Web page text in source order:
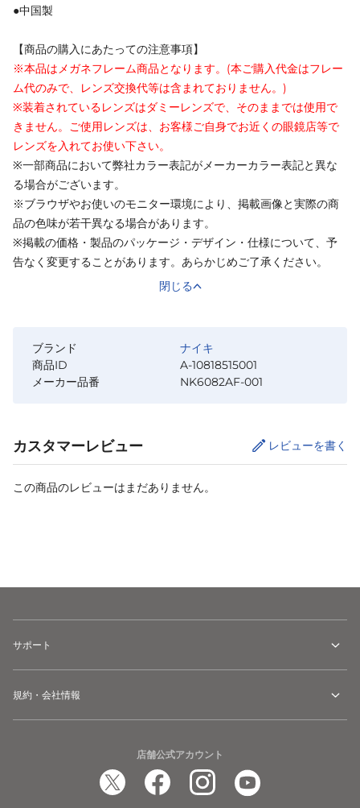
●中国製
【商品の購入にあたっての注意事項】
※本品はメガネフレーム商品となります。(本ご購入代金はフレー
ム代のみで、レンズ交換代等は含まれておりません。)
※装着されているレンズはダミーレンズで、そのままでは使用で
きません。ご使用レンズは、お客様ご自身でお近くの眼鏡店等で
レンズを入れてお使い下さい。
※一部商品において弊社カラー表記がメーカーカラー表記と異な
る場合がございます。
※ブラウザやお使いのモニター環境により、掲載画像と実際の商
品の色味が若干異なる場合があります。
※掲載の価格・製品のパッケージ・デザイン・仕様について、予
告なく変更することがあります。あらかじめご了承ください。
閉じる
ブランド
ナイキ
商品ID
A-10818515001
メーカー品番
NK6082AF-001
カスタマーレビュー レビューを書く
この商品のレビューはまだありません。
サポート
規約・会社情報
店舗公式アカウント